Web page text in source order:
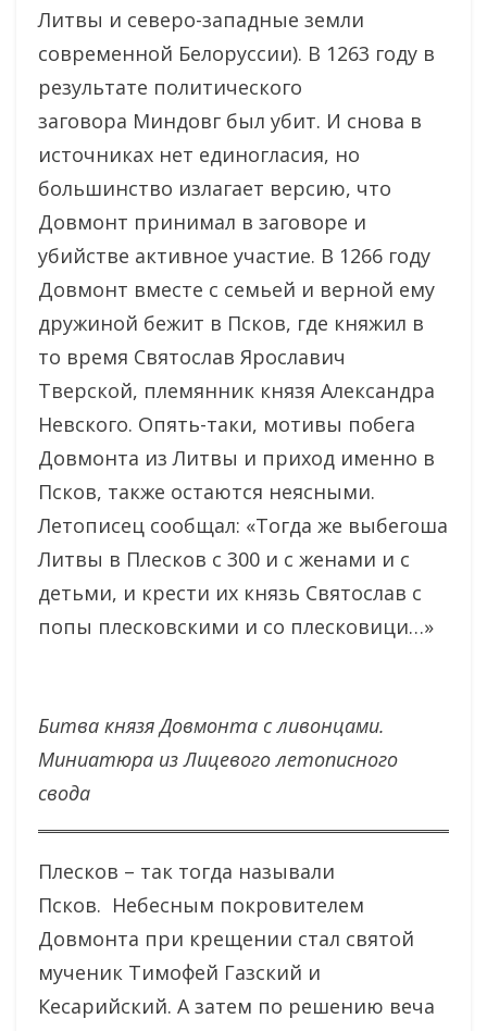
Литвы и северо-западные земли
современной Белоруссии). В 1263 году в
результате политического
заговора Миндовг был убит. И снова в
источниках нет единогласия, но
большинство излагает версию, что
Довмонт принимал в заговоре и
убийстве активное участие. В 1266 году
Довмонт вместе с семьей и верной ему
дружиной бежит в Псков, где княжил в
то время Святослав Ярославич
Тверской, племянник князя Александра
Невского. Опять-таки, мотивы побега
Довмонта из Литвы и приход именно в
Псков, также остаются неясными.
Летописец сообщал: «Тогда же выбегоша
Литвы в Плесков с 300 и с женами и с
детьми, и крести их князь Святослав с
попы плесковскими и со плесковици…»
Битва князя Довмонта с ливонцами.
Миниатюра из Лицевого летописного
свода
Плесков – так тогда называли
Псков. Небесным покровителем
Довмонта при крещении стал святой
мученик Тимофей Газский и
Кесарийский. А затем по решению веча